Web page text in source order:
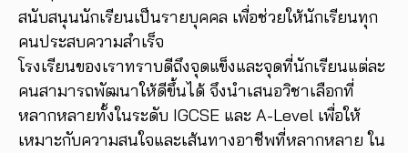
สนับสนุนนักเรียนเป็นรายบุคคล เพื่อช่วยให้นักเรียนทุก
คนประสบความสำเร็จ
โรงเรียนของเราทราบดีถึงจุดแข็งและจุดที่นักเรียนแต่ละ
คนสามารถพัฒนาให้ดีขึ้นได้ จึงนำเสนอวิชาเลือกที่
หลากหลายทั้งในระดับ IGCSE และ A-Level เพื่อให้
เหมาะกับความสนใจและเส้นทางอาชีพที่หลากหลาย ใน